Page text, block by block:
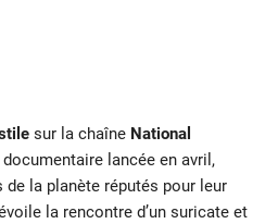
sur la chaîne National
lancée en avril,
la planète réputés pour leur
la rencontre d’un suricate et